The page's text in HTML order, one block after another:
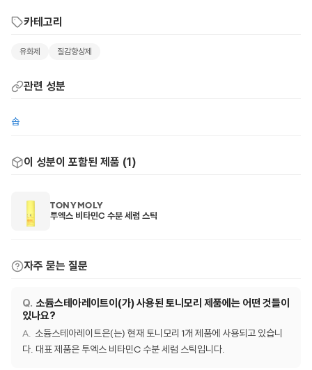
카테고리
유화제 질감향상제
관련 성분
솝
이 성분이 포함된 제품 (1)
TONYMOLY
투엑스 비타민C 수분 세럼 스틱
자주 묻는 질문
소듐스테아레이트이(가) 사용된 토니모리 제품에는 어떤 것들이
있나요?
소듐스테아레이트은(는) 현재 토니모리 1개 제품에 사용되고 있습니
다. 대표 제품은 투엑스 비타민C 수분 세럼 스틱입니다.